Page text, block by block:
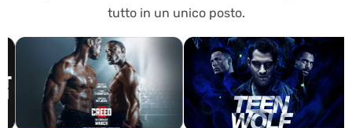
tutto in un unico posto.